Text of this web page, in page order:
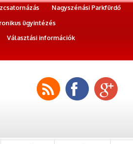
Nagyszénási Parkfürdő
ügyintézés
Választási információk